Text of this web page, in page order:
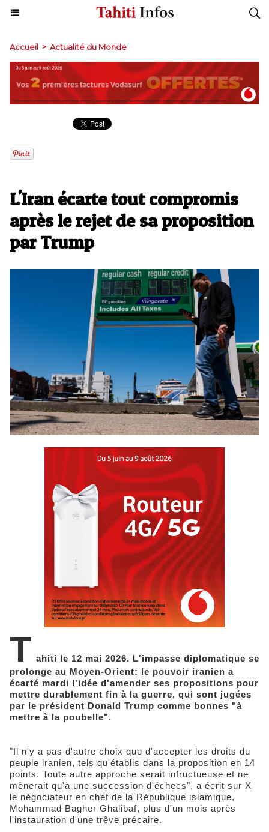
Accueil > Actualité du Monde
L'Iran écarte tout compromis
après le rejet de sa proposition
par Trump
T ahiti le 12 mai 2026. L'impasse diplomatique se
prolonge au Moyen-Orient: le pouvoir iranien a
écarté mardi l'idée d'amender ses propositions pour
mettre durablement fin à la guerre, qui sont jugées
par le président Donald Trump comme bonnes "à
mettre à la poubelle".
"Il n'y a pas d'autre choix que d'accepter les droits du
peuple iranien, tels qu'établis dans la proposition en 14
points. Toute autre approche serait infructueuse et ne
mènerait qu'à une succession d'échecs", a écrit sur X
le négociateur en chef de la République islamique,
Mohammad Bagher Ghalibaf, plus d'un mois après
l'instauration d'une trêve précaire.